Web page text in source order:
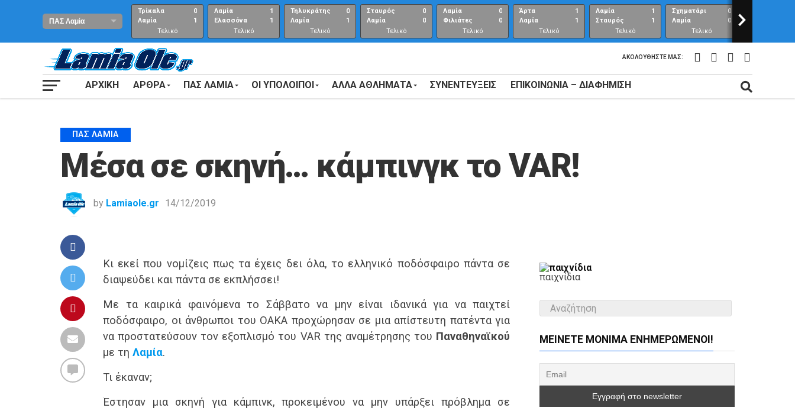
Τρίκαλα
Λαμία
0
1
Τελικό
αποτέλεσμα
Λαμία
Ελασσόνα
1
1
Τελικό
Αποτέλεσμα
Τηλυκράτης
Λαμία
0
1
Τελικό
αποτέλεσμα
Σταυρός
Λαμία
0
0
Τελικό
αποτέλεσμα
Λαμία
Φιλιάτες
0
0
Τελικό
Αποτέλεσμα
Άρτα
Λαμία
1
1
Τελικό
αποτέλεσμα
Λαμία
Σταυρός
1
1
Τελικό
αποτέλεσμα
Σχηματάρι
Λαμία
0
0
Τελικό
αποτέλεσμα
>
ΑΚΟΛΟΥΘΉΣΤΕ ΜΑΣ:
ΑΡΧΙΚΗ ΑΡΘΡΑ ΠΑΣ ΛΑΜΙΑ ΟΙ ΥΠΟΛΟΙΠΟΙ ΑΛΛΑ ΑΘΛΗΜΑΤΑ ΣΥΝΕΝΤΕΎΞΕΙΣ ΕΠΙΚΟΙΝΩΝΊΑ – ΔΙΑΦΉΜΙΣΗ
ΠΑΣ ΛΑΜΊΑ
Μέσα σε σκηνή… κάμπινγκ το VAR!
by Lamiaole.gr 14/12/2019
Κι εκεί που νομίζεις πως τα έχεις δει όλα, το ελληνικό ποδόσφαιρο πάντα σε
διαψεύδει και πάντα σε εκπλήσσει!
Με τα καιρικά φαινόμενα το Σάββατο να μην είναι ιδανικά για να παιχτεί
ποδόσφαιρο, οι άνθρωποι του ΟΑΚΑ προχώρησαν σε μια απίστευτη πατέντα για
να προστατεύσουν τον εξοπλισμό του VAR της αναμέτρησης του Παναθηναϊκού
με τη Λαμία.
Τι έκαναν;
Έστησαν μια σκηνή για κάμπινκ, προκειμένου να μην υπάρξει πρόβλημα σε
παιχνίδια
ΜΕΊΝΕΤΕ ΜΌΝΙΜΑ ΕΝΗΜΕΡΏΜΕΝΟΙ!